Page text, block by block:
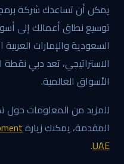
توسيع نطاق أعمالك إلى
السعودية والإمارات
الاستراتيجي، تعد دبي
الأسواق العالمية.
للمزيد من المعلومات حول
المقدمة، يمكنك زيارة
UAE
.